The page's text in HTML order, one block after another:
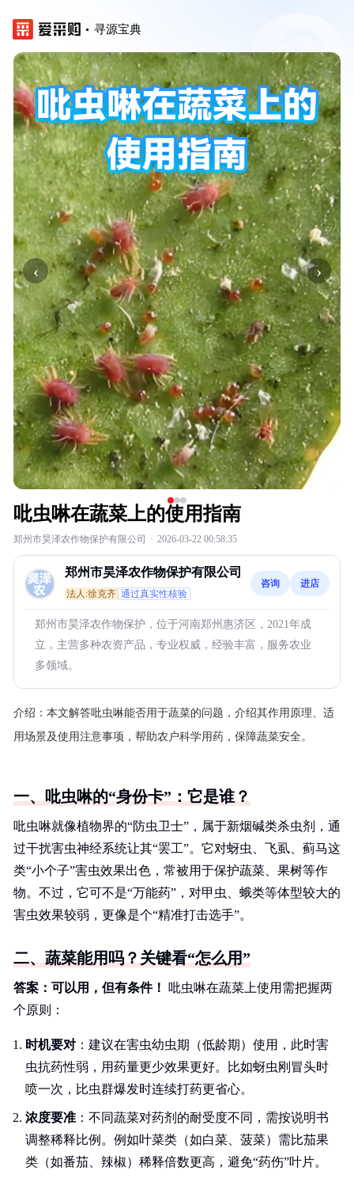
寻源宝典
‹ ›
吡虫啉在蔬菜上的使用指南
郑州市昊泽农作物保护有限公司 · 2026-03-22 00:58:35
郑州市昊泽农作物保护有限公司
法人:徐克齐 通过真实性核验
咨询 进店
郑州市昊泽农作物保护，位于河南郑州惠济区，2021年成
立，主营多种农资产品，专业权威，经验丰富，服务农业
多领域。
介绍： 本文解答吡虫啉能否用于蔬菜的问题，介绍其作用原理、适
用场景及使用注意事项，帮助农户科学用药，保障蔬菜安全。
一、吡虫啉的“身份卡”：它是谁？
吡虫啉就像植物界的“防虫卫士”，属于新烟碱类杀虫剂，通
过干扰害虫神经系统让其“罢工”。它对蚜虫、飞虱、蓟马这
类“小个子”害虫效果出色，常被用于保护蔬菜、果树等作
物。不过，它可不是“万能药”，对甲虫、蛾类等体型较大的
害虫效果较弱，更像是个“精准打击选手”。
二、蔬菜能用吗？关键看“怎么用”
答案：可以用，但有条件！
吡虫啉在蔬菜上使用需把握两
个原则：
时机要对 ：建议在害虫幼虫期（低龄期）使用，此时害
虫抗药性弱，用药量更少效果更好。比如蚜虫刚冒头时
喷一次，比虫群爆发时连续打药更省心。
浓度要准 ：不同蔬菜对药剂的耐受度不同，需按说明书
调整稀释比例。例如叶菜类（如白菜、菠菜）需比茄果
类（如番茄、辣椒）稀释倍数更高，避免“药伤”叶片。